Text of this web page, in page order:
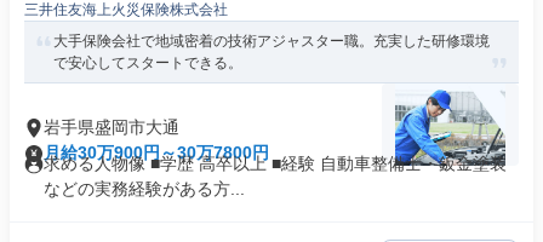
三井住友海上火災保険株式会社
大手保険会社で地域密着の技術アジャスター職。充実した研修環境
で安心してスタートできる。
岩手県盛岡市大通
月給30万900円～30万7800円
求める人物像 ■学歴 高卒以上 ■経験 自動車整備士・鈑金塗装
などの実務経験がある方...